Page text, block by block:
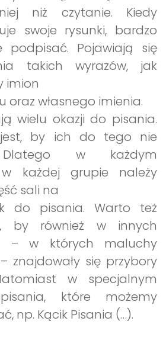
niż czytanie. Kiedy
swoje rysunki, bardzo
podpisać. Pojawiają się
takich wyrazów, jak
imion
oraz własnego imienia.
wielu okazji do pisania.
jest, by ich do tego nie
Dlatego w każdym
każdej grupie należy
sali na
do pisania. Warto też
by również w innych
– w których maluchy
znajdowały się przybory
w specjalnym
które możemy
np. Kącik Pisania (…).